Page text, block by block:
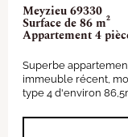
Meyzieu 69330
Surface de 86 m²
Appartement 4
Superbe
immeuble récent,
type 4 d'environ